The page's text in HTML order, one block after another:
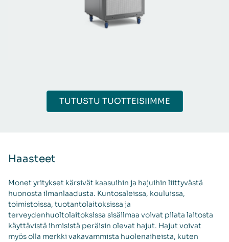
TUTUSTU TUOTTEISIIMME
Haasteet
Monet yritykset kärsivät kaasuihin ja hajuihin liittyvästä
huonosta ilmanlaadusta. Kuntosaleissa, kouluissa,
toimistoissa, tuotantolaitoksissa ja
terveydenhuoltolaitoksissa sisäilmaa voivat pilata laitosta
käyttävistä ihmisistä peräisin olevat hajut. Hajut voivat
myös olla merkki vakavammista huolenaiheista, kuten